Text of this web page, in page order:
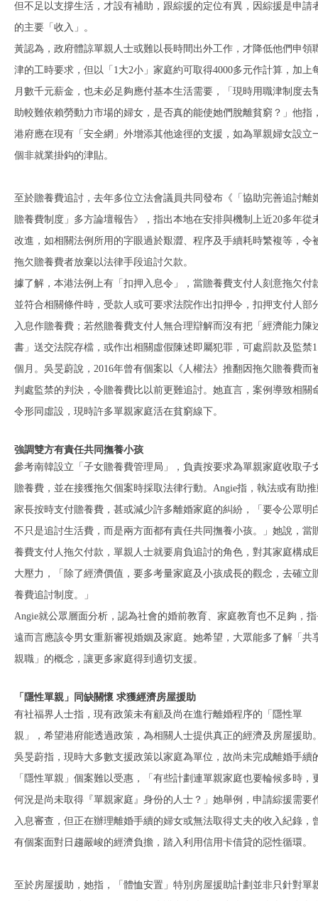
但不足以支撐生活，才設有補助，跟綜援的定位有異，因綜援是申請
的主要「收入」。
黃認為，政府體諒單親人士或難以長時間出外工作，才降低他們申領
津的工時要求，但以「1大2小」家庭約可取得4000多元作計算，加上
月數千元薪金，也未必足夠應付基本生活需要，「現時用職津制度去
助較難依賴勞動力市場的婦女，是否真的能使她們脫離貧窮？」他指
港府應在現有「安全網」外增添其他途徑的支援，如為單親婦女設立
個非就業掛鈎的津貼。
至於贍養費追討，去年多位立法會議員共同發布《「協助完善追討離
贍養費制度」多方論壇報告》，指出本地在安排與機制上近20多年從
改進，如相關法例所用的字眼過於艱澀、程序及手續耗時繁複等，令
拖欠贍養費者放棄以法律手段追討欠款。
據了解，本港法例上有「扣押入息令」，當贍養費支付人刻意拖欠付
並符合相關條件時，受款人或可要求法院作出扣押令，扣押支付人部
入息作贍養費；若然贍養費支付人無合理辯解而沒有把「經濟能力陳
書」送交法院存檔，或作出相關虛假陳述即屬犯罪，可處罰款及監禁1
個月。吳旻蔚說，2016年曾有個案以《人權法》推翻因拖欠贍養費而
判處監禁的判決，令贍養費比以前更難追討。她直言，案例導致相關
令形同虛設，現時許多單親家庭活在貧窮線下。
強調雙方有責任共同撫養小孩
參考南韓設立「子女贍養費管理局」，負責按要求為單親家庭收取子
贍養費，並在接獲拖欠個案時採取法律行動。Angie指，執法或有助
家長按時支付贍養費，甚或減少許多離婚家庭的糾紛，「要令公眾明
不只是追討生活費，而是兩方面都有責任共同撫養小孩。」她說，當
養費支付人拖欠付款，單親人士就要肩負追討的角色，對其家庭構成
大壓力，「除了經濟價值，要多考量家庭及小孩成長的觀念，去確立
養費追討制度。」
Angie就公眾層面分析，認為社會的婚前教育、家庭教育也不足夠，
遠而言應該令男女重新審視婚姻及家庭。她希望，大眾能多了解「共
親職」的概念，讓更多家庭得到適切支援。
「隱性單親」同缺關懷 求獲經濟房屋援助
有社福界人士指，現有政策未有顧及尚在進行離婚程序的「隱性單
親」，希望港府能透過政策，為相關人士提供真正的經濟及房屋援助
吳旻蔚指，現時大多數支援政策以家庭為單位，故尚未完成離婚手續
「隱性單親」個案難以受惠，「有些計劃連單親家庭也要輪候多時，
何況是尚未取得『單親家庭』身份的人士？」她舉例，申請綜援需要
入息審查，但正在辦理離婚手續的婦女或無法取得丈夫的收入紀錄，
有個案面對日趨嚴峻的經濟負擔，踏入利用信用卡借貸的惡性循環。
至於房屋援助，她指，「體恤安置」特別房屋援助計劃並非只針對單